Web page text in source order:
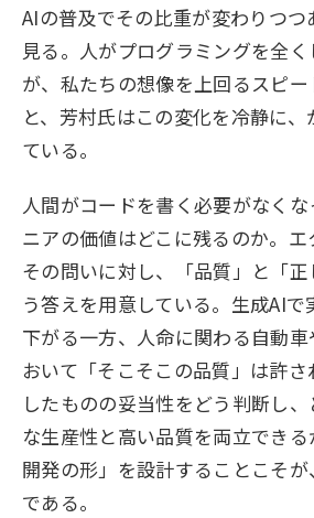
AIの普及でその比重が変わりつ
見る。人がプログラミングを全
が、私たちの想像を上回るスピ
と、芳村氏はこの変化を冷静に
ている。
人間がコードを書く必要がなく
ニアの価値はどこに残るのか。
その問いに対し、「品質」と「
う答えを用意している。生成AI
下がる一方、人命に関わる自動
おいて「そこそこの品質」は許
したものの妥当性をどう判断し
な生産性と高い品質を両立でき
開発の形」を設計することこそ
である。